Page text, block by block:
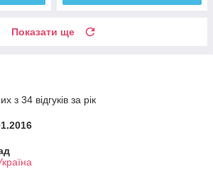
Показати ще
з 34 відгуків за рік